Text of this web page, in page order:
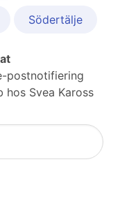
Södertälje
postnotifiering
Svea Kaross